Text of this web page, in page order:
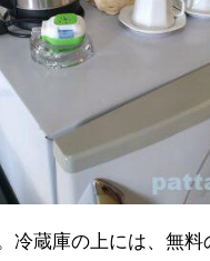
冷蔵庫の上には、無料